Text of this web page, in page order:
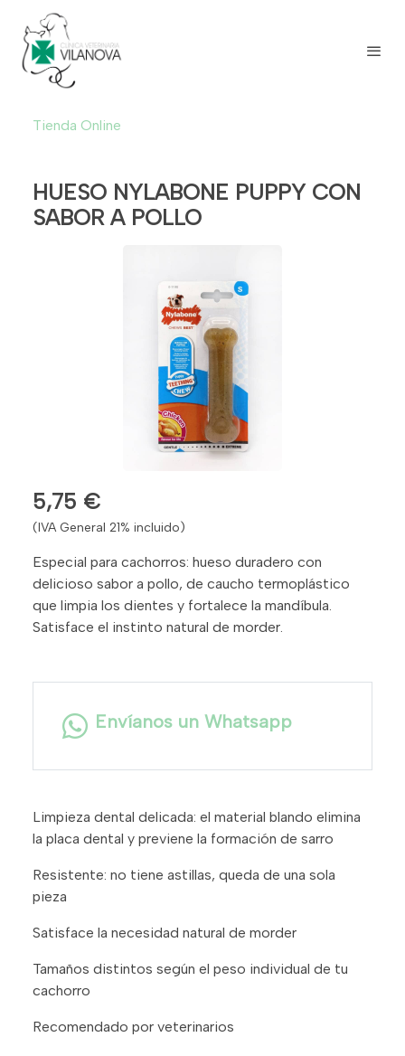
Tienda Online
HUESO NYLABONE PUPPY CON
SABOR A POLLO
5,75 €
(IVA General 21% incluido)
Especial para cachorros: hueso duradero con
delicioso sabor a pollo, de caucho termoplástico
que limpia los dientes y fortalece la mandíbula.
Satisface el instinto natural de morder.
Envíanos un Whatsapp
Limpieza dental delicada: el material blando elimina
la placa dental y previene la formación de sarro
Resistente: no tiene astillas, queda de una sola
pieza
Satisface la necesidad natural de morder
Tamaños distintos según el peso individual de tu
cachorro
Recomendado por veterinarios